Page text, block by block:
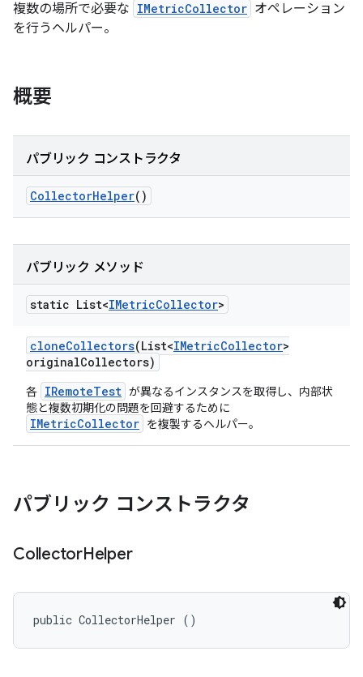
複数の場所で必要な IMetricCollector オペレーション
を行うヘルパー。
概要
パブリック コンストラクタ
CollectorHelper()
パブリック メソッド
static List<IMetricCollector>
cloneCollectors(List<IMetricCollector>
originalCollectors)
各 IRemoteTest が異なるインスタンスを取得し、内部状
態と複数初期化の問題を回避するために
IMetricCollector を複製するヘルパー。
パブリック コンストラクタ
CollectorHelper
public CollectorHelper ()